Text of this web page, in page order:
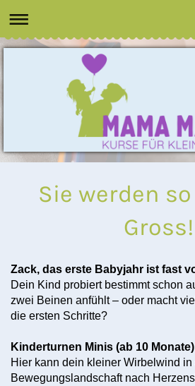
Sie werden
Gross!
Zack, das erste Babyjahr ist fast
Dein Kind probiert bestimmt schon
zwei Beinen anfühlt – oder macht
die ersten Schritte?
Kinderturnen Minis (ab 10 Monate)
Hier kann dein kleiner Wirbelwind
Bewegungslandschaft nach